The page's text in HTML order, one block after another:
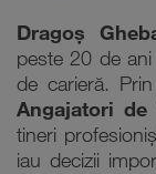
Dragoș
peste 20 de
de carieră.
Angajatori de
tineri
iau decizii